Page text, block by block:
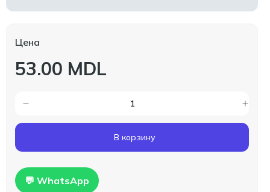
Цена
53.00 MDL
В корзину
💬 WhatsApp